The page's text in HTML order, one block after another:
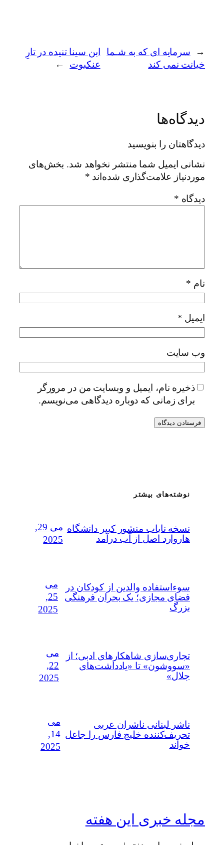
←
سرمایه ای که به شـما
خیانت نمی کند
ابن سینا تنیده در تارِ
عنکبوت
→
دیدگاه‌ها
دیدگاهتان را بنویسید
نشانی ایمیل شما منتشر نخواهد شد. بخش‌های
موردنیاز علامت‌گذاری شده‌اند *
دیدگاه *
نام *
ایمیل *
وب‌ سایت
ذخیره نام، ایمیل و وبسایت من در مرورگر
برای زمانی که دوباره دیدگاهی می‌نویسم.
نوشته‌های بیشتر
نسخه نایاب منشور کبیر دانشگاه
هاروارد اصل از آب درآمد
می 29,
2025
سوءاستفاده‌ والدین از کودکان در
فضای مجازی؛ یک بحران فرهنگی
بزرگ
می
25,
2025
تجاری‌سازی شاهکارهای ادبی؛ از
«سووشون» تا «یادداشت‌های
جلال»
می
22,
2025
ناشر لبنانی ناشران عربی
تحریف‌کننده خلیج فارس را جاعل
خواند
می
14,
2025
مجله خبری این هفته